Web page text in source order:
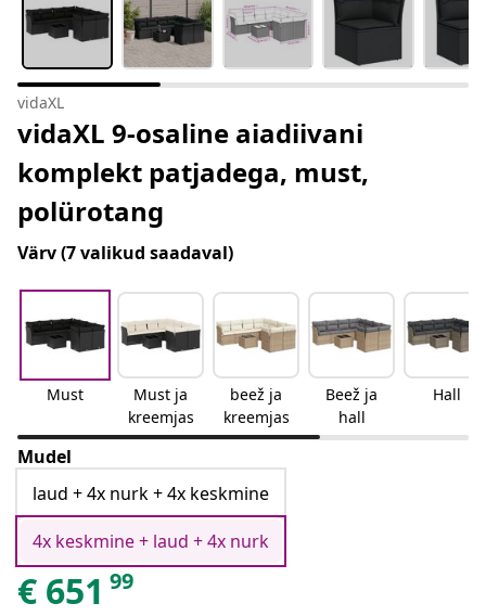
vidaXL
vidaXL 9-osaline aiadiivani
komplekt patjadega, must,
polürotang
Värv(7 valikud saadaval)
Must
Must ja
kreemjas
beež ja
kreemjas
Beež ja
hall
Hall
Mudel
laud + 4x nurk + 4x keskmine
4x keskmine + laud + 4x nurk
€ 651 99